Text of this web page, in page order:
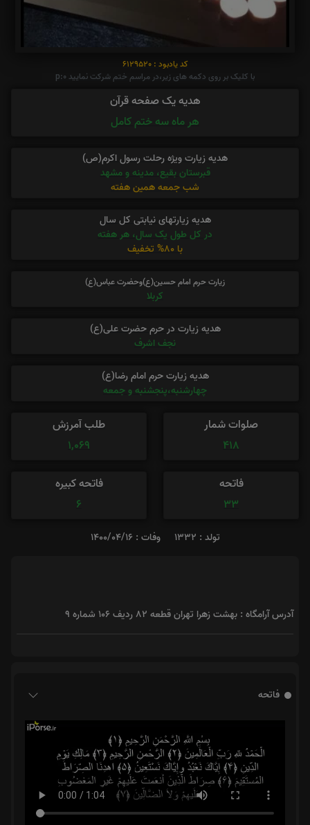
کد یادبود : 6129520
با کلیک بر روی دکمه های زیر،در مراسم ختم شرکت نمایید p:0
هدیه یک صفحه قرآن
هر ماه سه ختم کامل
هدیه زیارت ویژه رحلت رسول اکرم(ص)
قبرستان بقیع، مدینه و مشهد
شب جمعه همین هفته
هدیه زیارتهای نیابتی کل سال
در کل طول یک سال، هر هفته
با 80% تخفیف
زیارت حرم امام حسین(ع)وحضرت عباس(ع)
کربلا
هدیه زیارت در حرم حضرت علی(ع)
نجف اشرف
هدیه زیارت حرم امام رضا(ع)
چهارشنبه،پنجشنبه و جمعه
صلوات شمار
418
طلب آمرزش
1,069
فاتحه
33
فاتحه کبیره
6
تولد : 1332 وفات : 1400/04/16
آدرس آرامگاه : بهشت زهرا تهران قطعه 82 ردیف 106 شماره 9
فاتحه